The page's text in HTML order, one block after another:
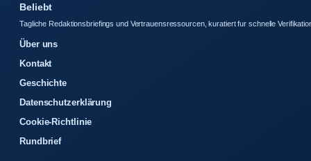
Beliebt
Tagliche Redaktionsbriefings und Vertrauensressourcen, kuratiert fur schnelle
Über uns
Kontakt
Geschichte
Datenschutzerklärung
Cookie-Richtlinie
Rundbrief